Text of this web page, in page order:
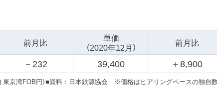
前月比
単価
（2020年12月）
前月比
－ 232 39,400 ＋8,900
京湾FOB円）■資料：日本鉄源協会 ※価格はヒアリングベースの独自